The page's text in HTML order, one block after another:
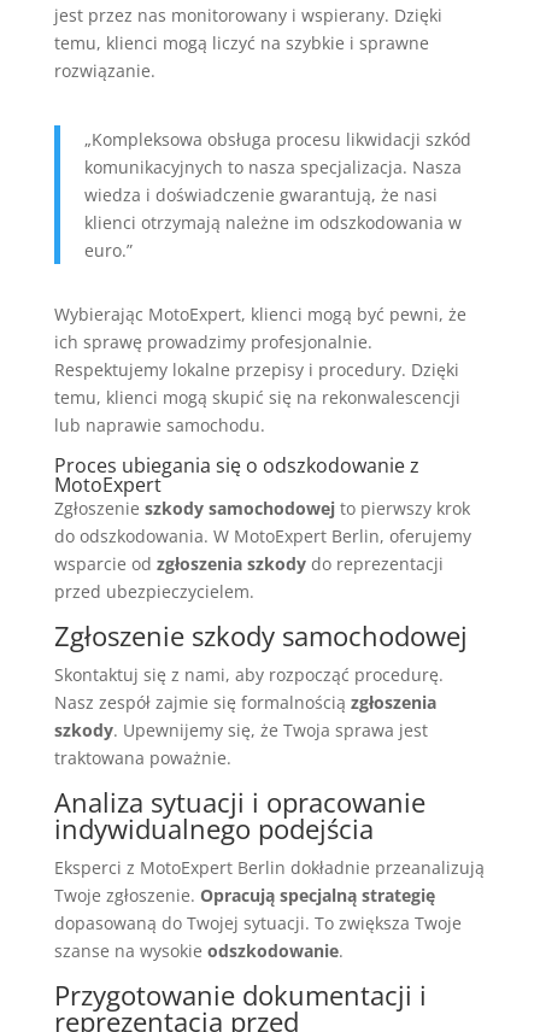
jest przez nas monitorowany i wspierany. Dzięki
temu, klienci mogą liczyć na szybkie i sprawne
rozwiązanie.
„Kompleksowa obsługa procesu likwidacji szkód
komunikacyjnych to nasza specjalizacja. Nasza
wiedza i doświadczenie gwarantują, że nasi
klienci otrzymają należne im odszkodowania w
euro.”
Wybierając MotoExpert, klienci mogą być pewni, że
ich sprawę prowadzimy profesjonalnie.
Respektujemy lokalne przepisy i procedury. Dzięki
temu, klienci mogą skupić się na rekonwalescencji
lub naprawie samochodu.
Proces ubiegania się o odszkodowanie z
MotoExpert
Zgłoszenie szkody samochodowejto pierwszy krok
do odszkodowania. W MotoExpert Berlin, oferujemy
wsparcie od zgłoszenia szkodydo reprezentacji
przed ubezpieczycielem.
Zgłoszenie szkody samochodowej
Skontaktuj się z nami, aby rozpocząć procedurę.
Nasz zespół zajmie się formalnością zgłoszenia
szkody. Upewnijemy się, że Twoja sprawa jest
traktowana poważnie.
Analiza sytuacji i opracowanie
indywidualnego podejścia
Eksperci z MotoExpert Berlin dokładnie przeanalizują
Twoje zgłoszenie. Opracują specjalną strategię
dopasowaną do Twojej sytuacji. To zwiększa Twoje
szanse na wysokie odszkodowanie.
Przygotowanie dokumentacji i
reprezentacja przed